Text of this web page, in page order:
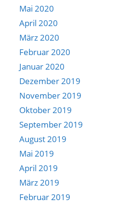
Mai 2020
April 2020
März 2020
Februar 2020
Januar 2020
Dezember 2019
November 2019
Oktober 2019
September 2019
August 2019
Mai 2019
April 2019
März 2019
Februar 2019